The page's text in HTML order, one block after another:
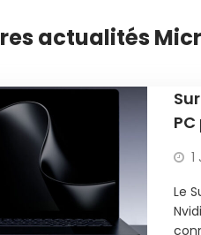
actualités
1
Le